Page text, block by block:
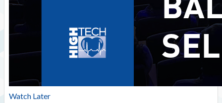
Watch Later